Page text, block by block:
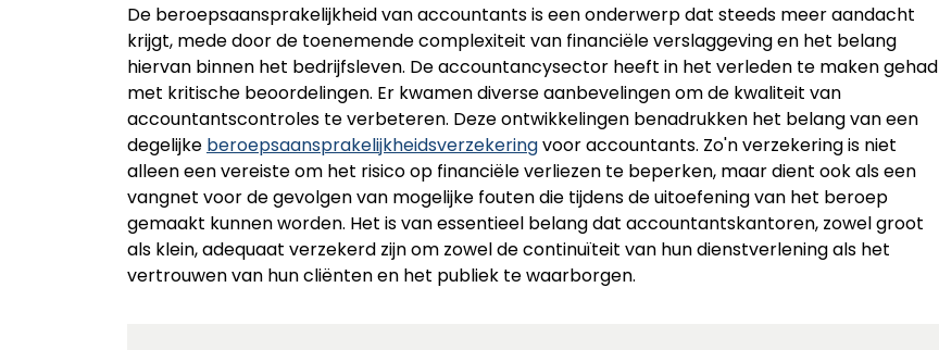
De beroepsaansprakelijkheid van accountants is een onderwerp dat steeds meer aandacht
krijgt, mede door de toenemende complexiteit van financiële verslaggeving en het belang
hiervan binnen het bedrijfsleven. De accountancysector heeft in het verleden te maken gehad
met kritische beoordelingen. Er kwamen diverse aanbevelingen om de kwaliteit van
accountantscontroles te verbeteren. Deze ontwikkelingen benadrukken het belang van een
degelijke beroepsaansprakelijkheidsverzekeringvoor accountants. Zo'n verzekering is niet
alleen een vereiste om het risico op financiële verliezen te beperken, maar dient ook als een
vangnet voor de gevolgen van mogelijke fouten die tijdens de uitoefening van het beroep
gemaakt kunnen worden. Het is van essentieel belang dat accountantskantoren, zowel groot
als klein, adequaat verzekerd zijn om zowel de continuïteit van hun dienstverlening als het
vertrouwen van hun cliënten en het publiek te waarborgen.